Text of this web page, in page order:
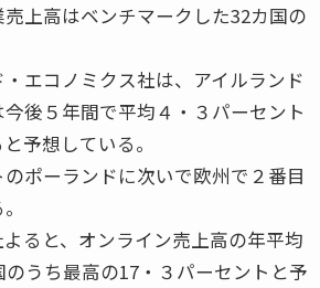
上高はベンチマークした32カ国の
エコノミクス社は、アイルランド
後５年間で平均４・３パーセント
予想している。
ポーランドに次いで欧州で２番目
ると、オンライン売上高の年平均
うち最高の17・３パーセントと予